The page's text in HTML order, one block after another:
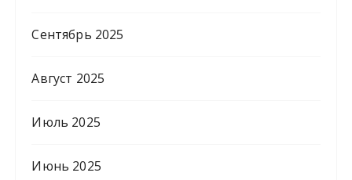
Сентябрь 2025
Август 2025
Июль 2025
Июнь 2025